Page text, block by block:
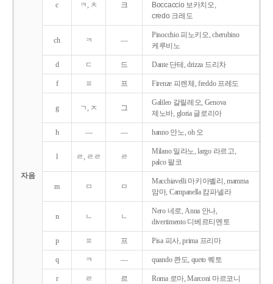
자음
c ㅋ, ㅊ 크
Boccaccio 보카치오,
credo 크레도
ch ㅋ ―
Pinocchio 피노키오, cherubino
케루비노
d ㄷ 드 Dante 단테, drizza 드리차
f ㅍ 프 Firenze 피렌체, freddo 프레도
g ㄱ, ㅈ 그
Galileo 갈릴레오, Genova
제노바, gloria 글로리아
h ― ― hanno 안노, oh 오
l ㄹ, ㄹㄹ ㄹ
Milano 밀라노, largo 라르고,
palco 팔코
m ㅁ ㅁ
Macchiavelli 마키아벨리, mamma
맘마, Campanella 캄파넬라
n ㄴ ㄴ
Nero 네로, Anna 안나,
divertimento 디베르티멘토
p ㅍ 프 Pisa 피사, prima 프리마
q ㅋ ― quando 콴도, queto 퀘토
r ㄹ 르 Roma 로마, Marconi 마르코니